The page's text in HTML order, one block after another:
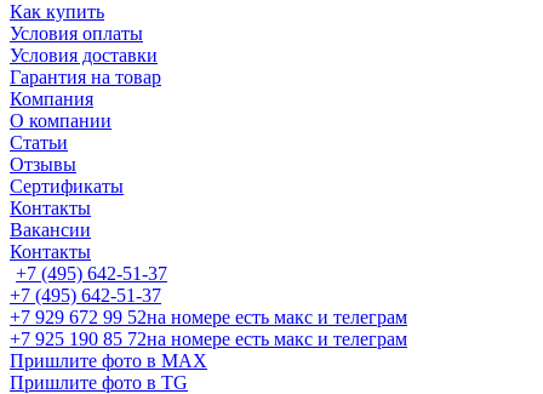
Как купить
Условия оплаты
Условия доставки
Гарантия на товар
Компания
О компании
Статьи
Отзывы
Сертификаты
Контакты
Вакансии
Контакты
+7 (495) 642-51-37
+7 (495) 642-51-37
+7 929 672 99 52на номере есть макс и телеграм
+7 925 190 85 72на номере есть макс и телеграм
Пришлите фото в MAX
Пришлите фото в TG